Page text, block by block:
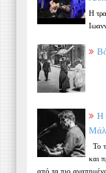
Η
Η
Το
και
από τα πιο